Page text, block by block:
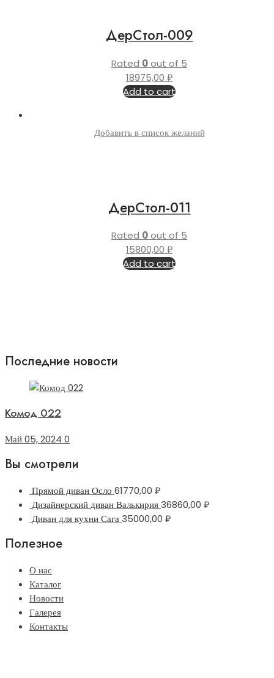
ДерСтол-009
Rated 0out of 5
18975,00 ₽
Add to cart
Добавить в список желаний
ДерСтол-011
Rated 0out of 5
15800,00 ₽
Add to cart
Последние новости
Комод 022
Май 05, 2024 0
Вы смотрели
Прямой диван Осло 61770,00 ₽
Дизайнерский диван Валькирия36860,00 ₽
Диван для кухни Сага35000,00 ₽
Полезное
О нас
Каталог
Новости
Галерея
Контакты